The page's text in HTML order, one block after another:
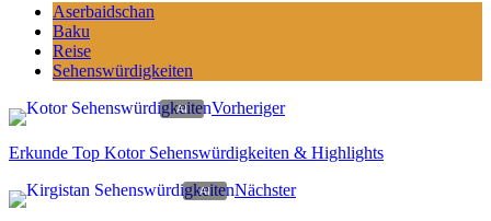
Aserbaidschan
Baku
Reise
Sehenswürdigkeiten
Vorheriger
Erkunde Top Kotor Sehenswürdigkeiten & Highlights
Nächster